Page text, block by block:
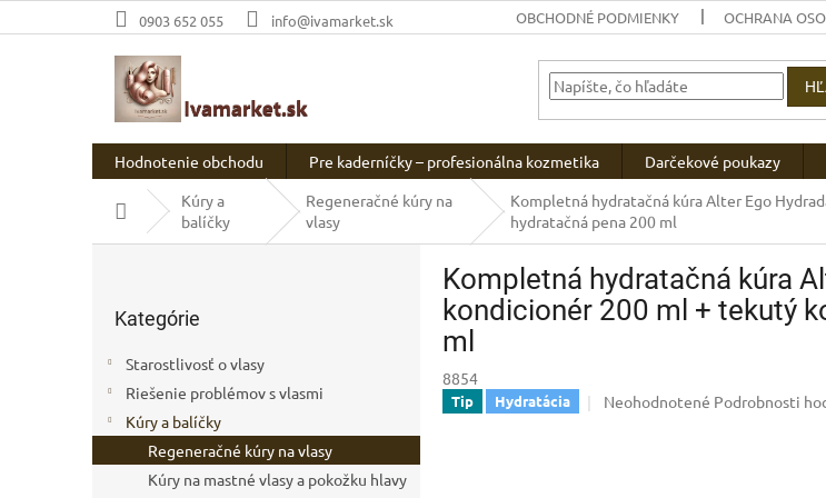
na
0903 652 055 info@ivamarket.sk OBCHODNÉ PODMIENKY OCHRANA
Hodnotenie obchodu Pre kaderníčky – profesionálna kozmetika Darčekové poukazy
DomovKúry a
balíčky
Regeneračné kúry na
vlasy
Kompletná hydratačná kúra Alter Ego
hydratačná pena 200 ml
kategórie
Kategórie
Starostlivosť o vlasy
Riešenie problémov s vlasmi
Kúry a balíčky
Regeneračné kúry na vlasy
Kúry na mastné vlasy a pokožku hlavy
Kompletná hydratačná kúra
kondicionér 200 ml + tekutý
ml
8854
Tip Hydratácia
Priemerné
Neohodnotené Podrobnosti